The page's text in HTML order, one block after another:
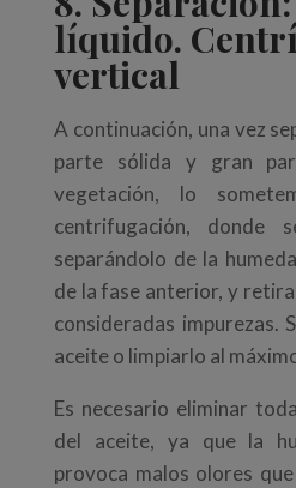
líquido.
vertical
A continuación, una vez
parte sólida y gran
vegetación, lo
centrifugación, donde
separándolo de la
de la fase anterior, y
consideradas impurezas.
aceite o limpiarlo al
Es necesario eliminar
del aceite, ya que la
provoca malos olores